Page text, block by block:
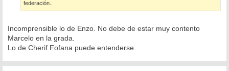
federación..
Incomprensible lo de Enzo. No debe de estar muy contento
Marcelo en la grada.
Lo de Cherif Fofana puede entenderse.